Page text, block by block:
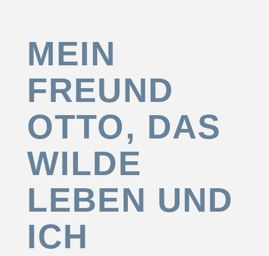
MEIN
FREUND
OTTO, DAS
WILDE
LEBEN UND
ICH